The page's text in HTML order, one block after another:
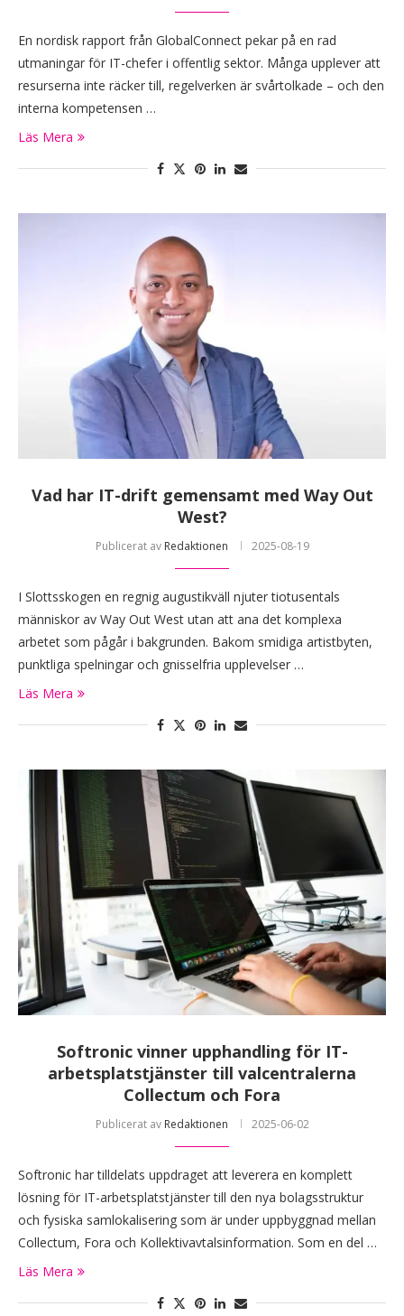
En nordisk rapport från GlobalConnect pekar på en rad
utmaningar för IT-chefer i offentlig sektor. Många upplever att
resurserna inte räcker till, regelverken är svårtolkade – och den
interna kompetensen …
Läs Mera
Vad har IT-drift gemensamt med Way Out
West?
Publicerat av Redaktionen 2025-08-19
I Slottsskogen en regnig augustikväll njuter tiotusentals
människor av Way Out West utan att ana det komplexa
arbetet som pågår i bakgrunden. Bakom smidiga artistbyten,
punktliga spelningar och gnisselfria upplevelser …
Läs Mera
Softronic vinner upphandling för IT-
arbetsplatstjänster till valcentralerna
Collectum och Fora
Publicerat av Redaktionen 2025-06-02
Softronic har tilldelats uppdraget att leverera en komplett
lösning för IT-arbetsplatstjänster till den nya bolagsstruktur
och fysiska samlokalisering som är under uppbyggnad mellan
Collectum, Fora och Kollektivavtalsinformation. Som en del …
Läs Mera